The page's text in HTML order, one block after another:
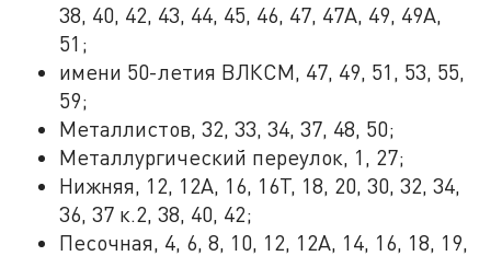
38, 40, 42, 43, 44, 45, 46, 47, 47А, 49, 49А,
51;
имени 50-летия ВЛКСМ, 47, 49, 51, 53, 55,
59;
Металлистов, 32, 33, 34, 37, 48, 50;
Металлургический переулок, 1, 27;
Нижняя, 12, 12А, 16, 16Т, 18, 20, 30, 32, 34,
36, 37 к.2, 38, 40, 42;
Песочная, 4, 6, 8, 10, 12, 12А, 14, 16, 18, 19,